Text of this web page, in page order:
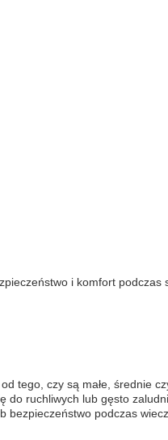
i komfort podczas
tego, czy są małe, średnie
ruchliwych lub gęsto
bezpieczeństwo podczas